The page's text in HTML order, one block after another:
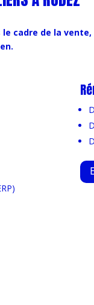
cadre de la